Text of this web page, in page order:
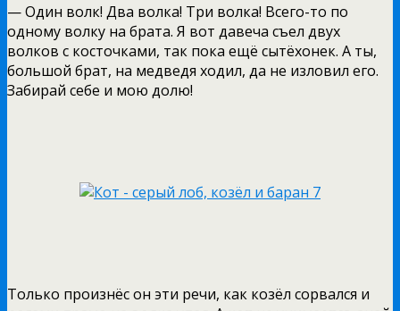
— Один волк! Два волка! Три волка! Всего-то по
одному волку на брата. Я вот давеча съел двух
волков с косточками, так пока ещё сытёхонек. А ты,
большой брат, на медведя ходил, да не изловил его.
Забирай себе и мою долю!
Только произнёс он эти речи, как козёл сорвался и